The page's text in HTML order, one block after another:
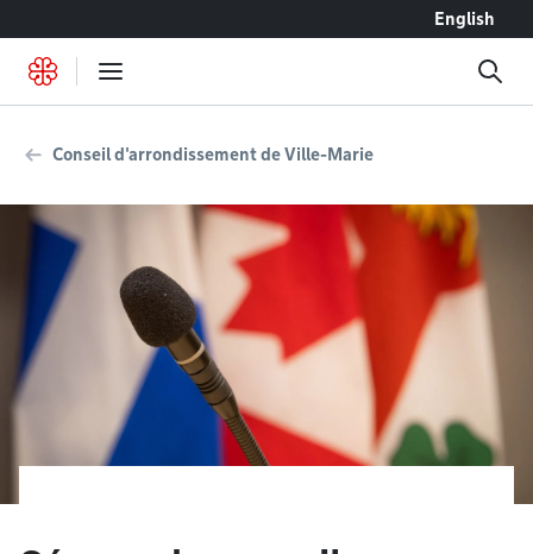
English
Conseil d'arrondissement de Ville-Marie